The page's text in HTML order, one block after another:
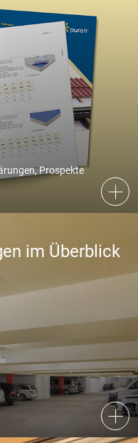
Prospekte
im Überblick
machen sowie Zugriffe
ermöglichen.
content available on the
or similar providers.
verwendet, um
werden können
weitergeleitet.